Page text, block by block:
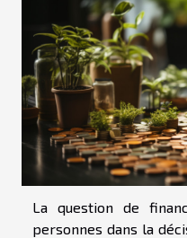
La question de
personnes dans la